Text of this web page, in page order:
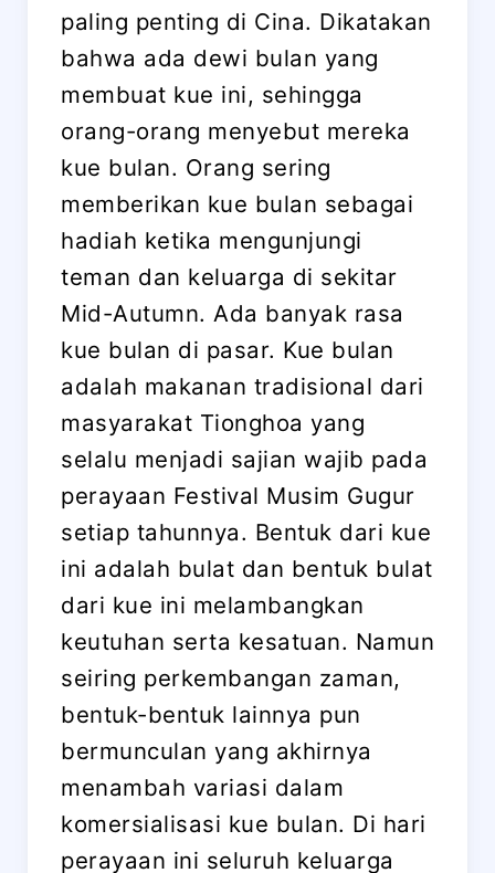
paling penting di Cina. Dikatakan
bahwa ada dewi bulan yang
membuat kue ini, sehingga
orang-orang menyebut mereka
kue bulan. Orang sering
memberikan kue bulan sebagai
hadiah ketika mengunjungi
teman dan keluarga di sekitar
Mid-Autumn. Ada banyak rasa
kue bulan di pasar. Kue bulan
adalah makanan tradisional dari
masyarakat Tionghoa yang
selalu menjadi sajian wajib pada
perayaan Festival Musim Gugur
setiap tahunnya. Bentuk dari kue
ini adalah bulat dan bentuk bulat
dari kue ini melambangkan
keutuhan serta kesatuan. Namun
seiring perkembangan zaman,
bentuk-bentuk lainnya pun
bermunculan yang akhirnya
menambah variasi dalam
komersialisasi kue bulan. Di hari
perayaan ini seluruh keluarga